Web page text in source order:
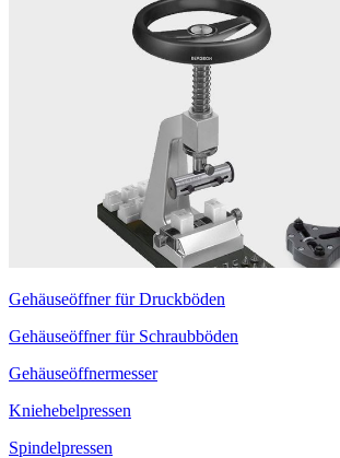
Gehäuseöffner für Druckböden
Gehäuseöffner für Schraubböden
Gehäuseöffnermesser
Kniehebelpressen
Spindelpressen